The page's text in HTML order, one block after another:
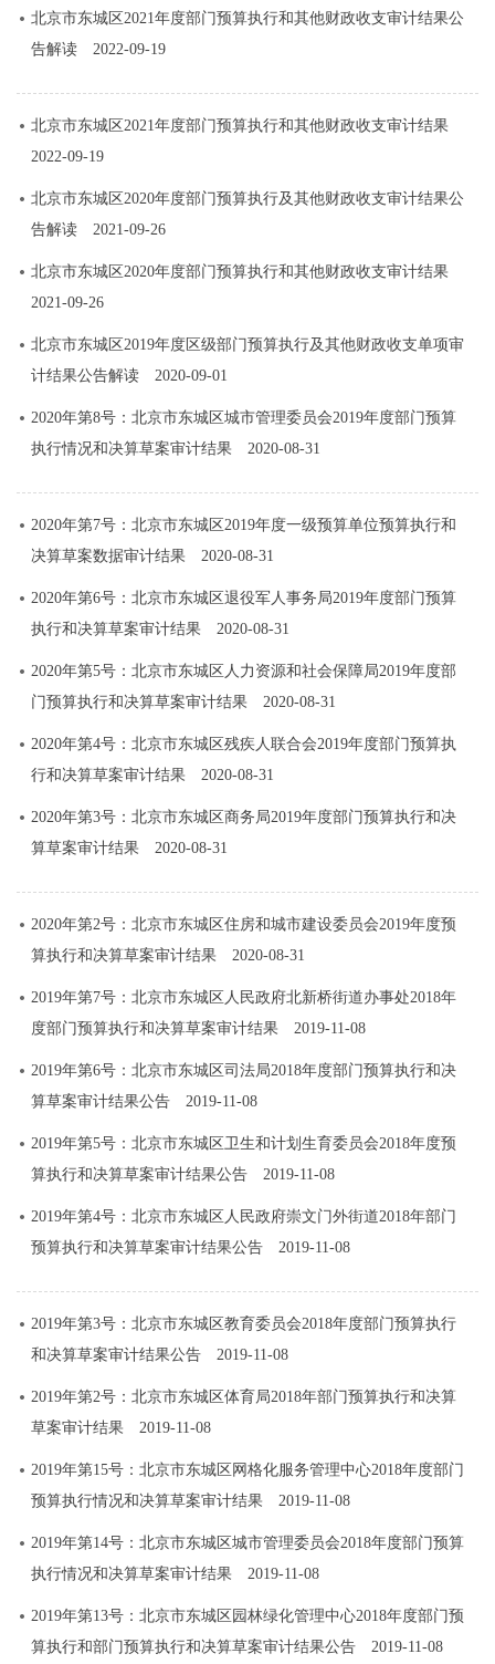
北京市东城区2021年度部门预算执行和其他财政收支审计结果公
告解读
2022-09-19
北京市东城区2021年度部门预算执行和其他财政收支审计结果
2022-09-19
北京市东城区2020年度部门预算执行及其他财政收支审计结果公
告解读
2021-09-26
北京市东城区2020年度部门预算执行和其他财政收支审计结果
2021-09-26
北京市东城区2019年度区级部门预算执行及其他财政收支单项审
计结果公告解读
2020-09-01
2020年第8号：北京市东城区城市管理委员会2019年度部门预算
执行情况和决算草案审计结果
2020-08-31
2020年第7号：北京市东城区2019年度一级预算单位预算执行和
决算草案数据审计结果
2020-08-31
2020年第6号：北京市东城区退役军人事务局2019年度部门预算
执行和决算草案审计结果
2020-08-31
2020年第5号：北京市东城区人力资源和社会保障局2019年度部
门预算执行和决算草案审计结果
2020-08-31
2020年第4号：北京市东城区残疾人联合会2019年度部门预算执
行和决算草案审计结果
2020-08-31
2020年第3号：北京市东城区商务局2019年度部门预算执行和决
算草案审计结果
2020-08-31
2020年第2号：北京市东城区住房和城市建设委员会2019年度预
算执行和决算草案审计结果
2020-08-31
2019年第7号：北京市东城区人民政府北新桥街道办事处2018年
度部门预算执行和决算草案审计结果
2019-11-08
2019年第6号：北京市东城区司法局2018年度部门预算执行和决
算草案审计结果公告
2019-11-08
2019年第5号：北京市东城区卫生和计划生育委员会2018年度预
算执行和决算草案审计结果公告
2019-11-08
2019年第4号：北京市东城区人民政府崇文门外街道2018年部门
预算执行和决算草案审计结果公告
2019-11-08
2019年第3号：北京市东城区教育委员会2018年度部门预算执行
和决算草案审计结果公告
2019-11-08
2019年第2号：北京市东城区体育局2018年部门预算执行和决算
草案审计结果
2019-11-08
2019年第15号：北京市东城区网格化服务管理中心2018年度部门
预算执行情况和决算草案审计结果
2019-11-08
2019年第14号：北京市东城区城市管理委员会2018年度部门预算
执行情况和决算草案审计结果
2019-11-08
2019年第13号：北京市东城区园林绿化管理中心2018年度部门预
算执行和部门预算执行和决算草案审计结果公告
2019-11-08